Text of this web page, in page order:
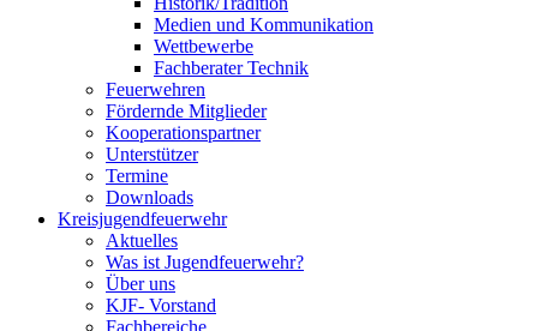
Medien und Kommunikation
Wettbewerbe
Fachberater Technik
Feuerwehren
Fördernde Mitglieder
Kooperationspartner
Unterstützer
Termine
Downloads
Kreisjugendfeuerwehr
Aktuelles
Was ist Jugendfeuerwehr?
Über uns
KJF- Vorstand
Fachbereiche